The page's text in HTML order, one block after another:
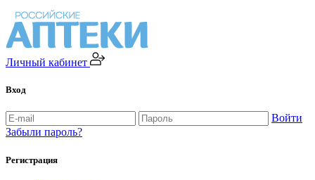
Личный кабинет
Вход
Войти
Забыли пароль?
Регистрация